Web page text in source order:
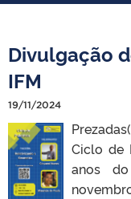
TELEFONES
Divulgação
IFM
19/11/2024
Ciclo de
anos